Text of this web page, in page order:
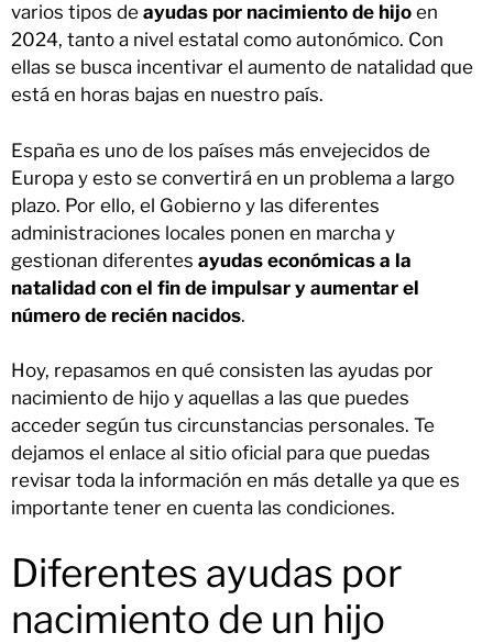
varios tipos de ayudas por nacimiento de hijo en
2024, tanto a nivel estatal como autonómico. Con
ellas se busca incentivar el aumento de natalidad que
está en horas bajas en nuestro país.
España es uno de los países más envejecidos de
Europa y esto se convertirá en un problema a largo
plazo. Por ello, el Gobierno y las diferentes
administraciones locales ponen en marcha y
gestionan diferentes ayudas económicas a la
natalidad con el fin de impulsar y aumentar el
número de recién nacidos.
Hoy, repasamos en qué consisten las ayudas por
nacimiento de hijo y aquellas a las que puedes
acceder según tus circunstancias personales. Te
dejamos el enlace al sitio oficial para que puedas
revisar toda la información en más detalle ya que es
importante tener en cuenta las condiciones.
Diferentes ayudas por
nacimiento de un hijo